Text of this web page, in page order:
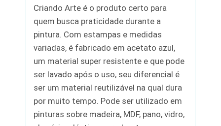
Criando Arte é o produto certo para
quem busca praticidade durante a
pintura. Com estampas e medidas
variadas, é fabricado em acetato azul,
um material super resistente e que pode
ser lavado após o uso, seu diferencial é
ser um material reutilizável na qual dura
por muito tempo. Pode ser utilizado em
pinturas sobre madeira, MDF, pano, vidro,